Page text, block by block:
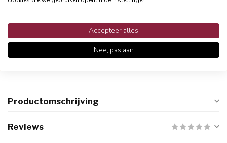
Persoonlijke klantenservices
Binnen 48 uur reactie
Productomschrijving
Reviews
Accepteer alles
Nee, pas aan